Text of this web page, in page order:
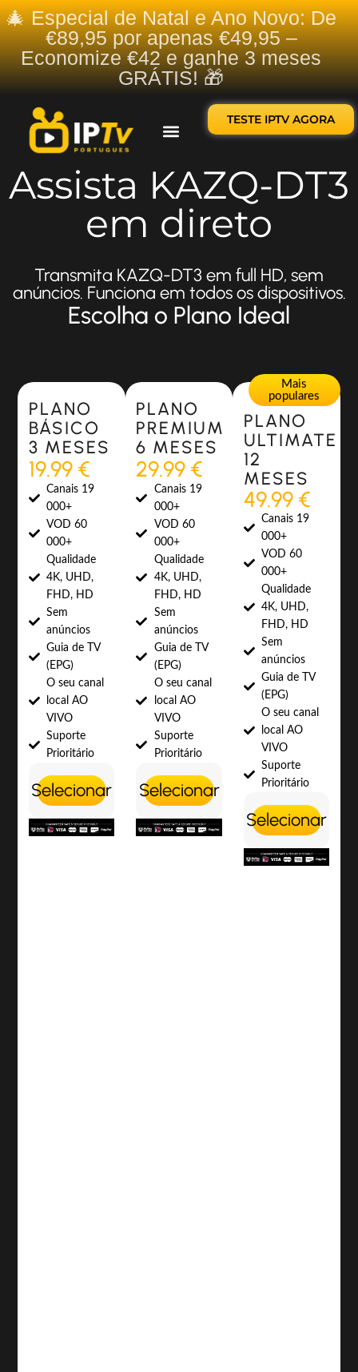
🎄 Especial de Natal e Ano Novo: De
€89,95 por apenas €49,95 –
Economize €42 e ganhe 3 meses
GRÁTIS! 🎁
TESTE IPTV AGORA
Assista KAZQ-DT3
em direto
Transmita KAZQ-DT3 em full HD, sem
anúncios. Funciona em todos os dispositivos.
Escolha o Plano Ideal
Most Popular
PLANO
BÁSICO
3 MESES
19.99 €
Canais 19
000+
VOD 60
000+
Qualidade
4K, UHD,
FHD, HD
Sem
anúncios
Guia de TV
(EPG)
O seu canal
local AO
VIVO
Suporte
Prioritário
Selecionar
Most Popular
PLANO
PREMIUM
6 MESES
29.99 €
Canais 19
000+
VOD 60
000+
Qualidade
4K, UHD,
FHD, HD
Sem
anúncios
Guia de TV
(EPG)
O seu canal
local AO
VIVO
Suporte
Prioritário
Selecionar
Mais
populares
PLANO
ULTIMATE
12
MESES
49.99 €
Canais 19
000+
VOD 60
000+
Qualidade
4K, UHD,
FHD, HD
Sem
anúncios
Guia de TV
(EPG)
O seu canal
local AO
VIVO
Suporte
Prioritário
Selecionar